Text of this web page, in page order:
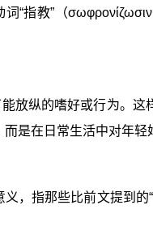
词“指教”（
纵的嗜好或行为。这
是在日常生活中对年轻
，指那些比前文提到